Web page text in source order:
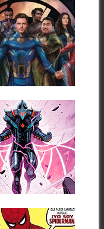
TEASER
acaba de
el primer trailer teaser
▶
OSCURO
EN
de agosto que
Marvel esta
y...
▶